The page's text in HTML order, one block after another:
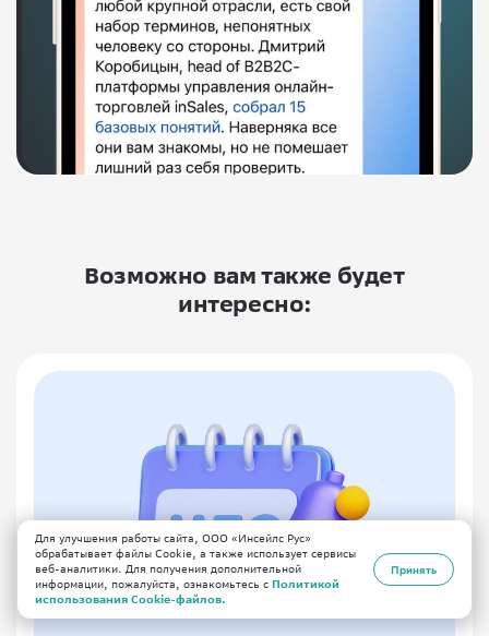
Возможно вам также будет
интересно:
Для улучшения работы сайта, ООО «Инсейлс Рус»
обрабатывает файлы Cookie, а также использует сервисы
веб-аналитики. Для получения дополнительной
информации, пожалуйста, ознакомьтесь с Политикой
использования Cookie-файлов.
Принять